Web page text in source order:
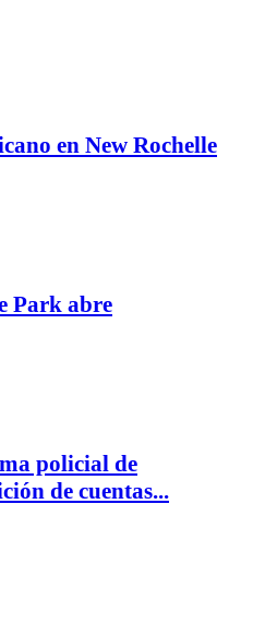
en New Rochelle
Park abre
policial de
de cuentas...